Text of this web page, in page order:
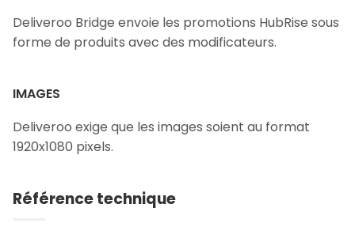
Deliveroo Bridge envoie les promotions HubRise sous
forme de produits avec des modificateurs.
IMAGES
Deliveroo exige que les images soient au format
1920x1080 pixels.
Référence technique